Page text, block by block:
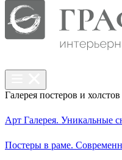
Галерея постеров и холстов
Арт Галерея. Уникальные
Постеры в раме.